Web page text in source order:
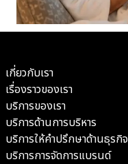
เกี่ยวกับเรา
เรื่องราวของเรา
บริการของเรา
บริการด้านการบริหาร
บริการให้คำปรึกษาด้านธุรกิจ
บริการการจัดการแบรนด์